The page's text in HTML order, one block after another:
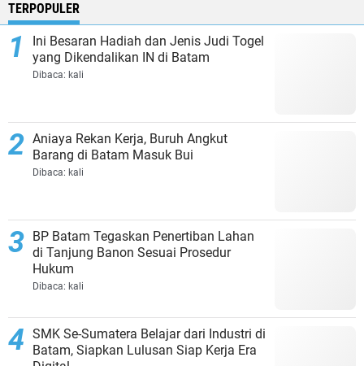
TERPOPULER
Ini Besaran Hadiah dan Jenis Judi Togel
yang Dikendalikan IN di Batam
Dibaca: kali
Aniaya Rekan Kerja, Buruh Angkut
Barang di Batam Masuk Bui
Dibaca: kali
BP Batam Tegaskan Penertiban Lahan
di Tanjung Banon Sesuai Prosedur
Hukum
Dibaca: kali
SMK Se-Sumatera Belajar dari Industri di
Batam, Siapkan Lulusan Siap Kerja Era